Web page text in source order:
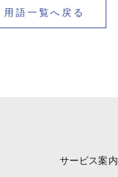
用語一覧へ戻る
サービス案内